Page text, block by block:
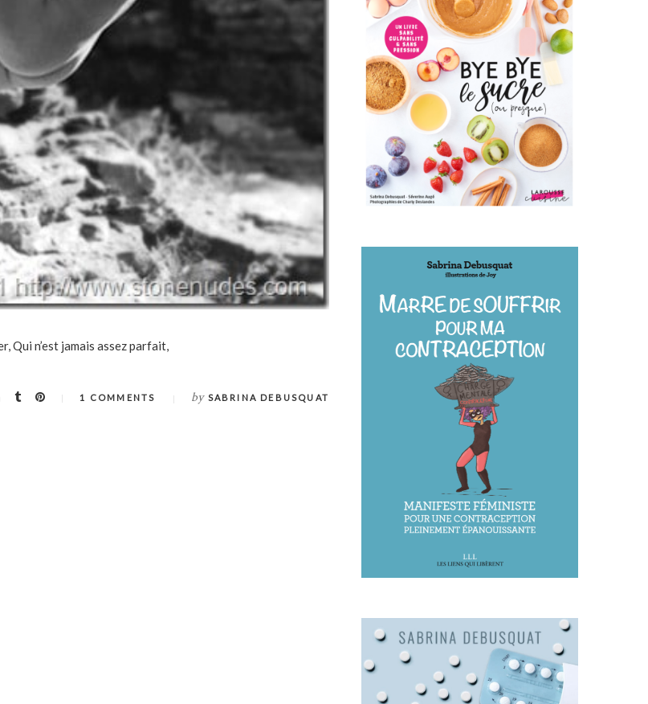
Qui n’est jamais assez parfait,
1 COMMENTS by SABRINA DEBUSQUAT